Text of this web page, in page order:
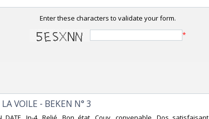
Enter these characters to validate your form.
*
VOILE - BEKEN N° 3‎